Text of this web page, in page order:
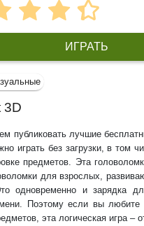
ИГРАТЬ
3D
публиковать лучшие
играть без загрузки, в том
предметов. Эта
для взрослых,
одновременно и зарядка
Поэтому если вы любите
эта логическая игра –